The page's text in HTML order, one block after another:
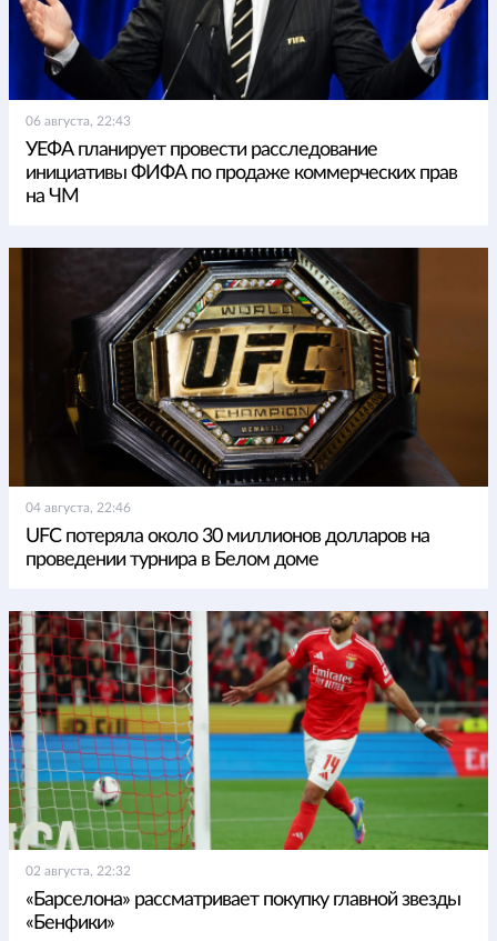
06 августа, 22:43
УЕФА планирует провести расследование
инициативы ФИФА по продаже коммерческих прав
на ЧМ
04 августа, 22:46
UFC потеряла около 30 миллионов долларов на
проведении турнира в Белом доме
02 августа, 22:32
«Барселона» рассматривает покупку главной звезды
«Бенфики»